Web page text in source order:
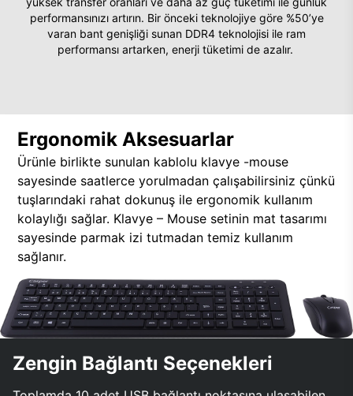
performansınızı artırın. Bir önceki teknolojiye göre %50’ye
varan bant genişliği sunan DDR4 teknolojisi ile ram
performansı artarken, enerji tüketimi de azalır.
Ergonomik Aksesuarlar
Ürünle birlikte sunulan kablolu klavye -mouse
sayesinde saatlerce yorulmadan çalışabilirsiniz çünkü
tuşlarındaki rahat dokunuş ile ergonomik kullanım
kolaylığı sağlar. Klavye – Mouse setinin mat tasarımı
sayesinde parmak izi tutmadan temiz kullanım
sağlanır.
Zengin Bağlantı Seçenekleri